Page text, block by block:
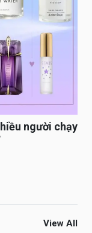
người chạy
View All